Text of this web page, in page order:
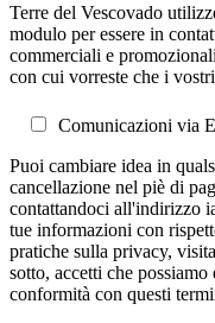
Terre del Vescovado
modulo per essere in
commerciali e
con cui vorreste che i
Comunicazioni via
Puoi cambiare idea in
cancellazione nel piè di
contattandoci all'indirizzo
tue informazioni con
pratiche sulla privacy,
sotto, accetti che
conformità con questi